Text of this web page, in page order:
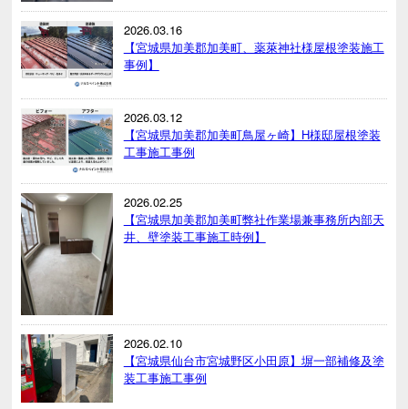
2026.03.16
【宮城県加美郡加美町、薬萊神社様屋根塗装施工
事例】
2026.03.12
【宮城県加美郡加美町鳥屋ヶ崎】H様邸屋根塗装
工事施工事例
2026.02.25
【宮城県加美郡加美町弊社作業場兼事務所内部天
井、壁塗装工事施工時例】
2026.02.10
【宮城県仙台市宮城野区小田原】塀一部補修及塗
装工事施工事例